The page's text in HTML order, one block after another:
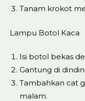
Tanam krokot
Lampu Botol Kaca
Isi botol bekas
Gantung di
Tambahkan cat
malam.